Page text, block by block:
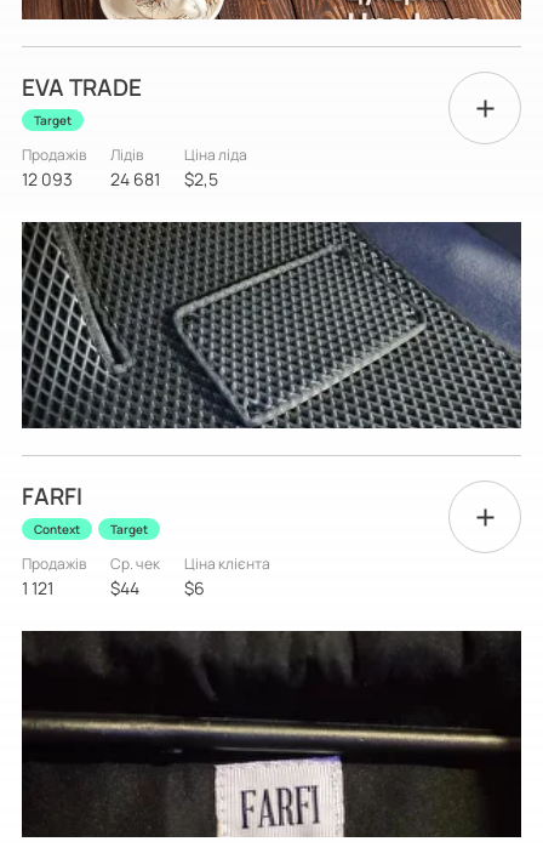
EVA TRADE
Target
Продажів
12 093
Лідів
24 681
Ціна ліда
$2,5
FARFI
Context Target
Продажів
1 121
Ср. чек
$44
Ціна клієнта
$6